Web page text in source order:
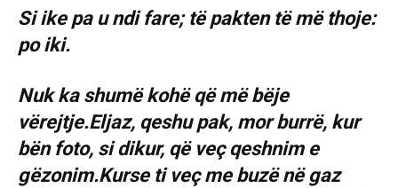
Si ike pa u ndi fare; të pakten të më thoje:
po iki.
Nuk ka shumë kohë që më bëje
vërejtje.Eljaz, qeshu pak, mor burrë, kur
bën foto, si dikur, që veç qeshnim e
gëzonim.Kurse ti veç me buzë në gaz